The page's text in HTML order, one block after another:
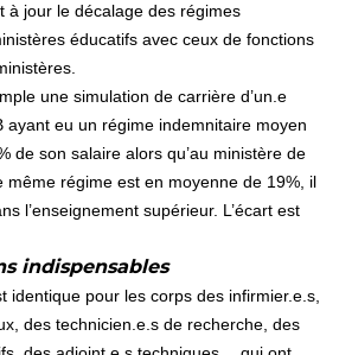
à jour le décalage des régimes
éducatifs avec ceux de fonctions
une simulation de carrière d’un.e
ayant eu un régime indemnitaire moyen
de son salaire alors qu’au ministère de
même régime est en moyenne de 19%, il
l’enseignement supérieur. L’écart est
indispensables
identique pour les corps des infirmier.e.s,
des technicien.e.s de recherche, des